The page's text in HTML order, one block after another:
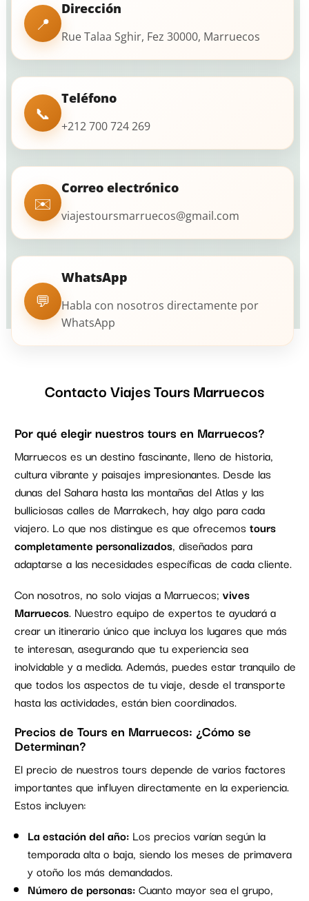
📍
Dirección
Rue Talaa Sghir, Fez 30000, Marruecos
📞
Teléfono
+212 700 724 269
✉️
Correo electrónico
viajestoursmarruecos@gmail.com
💬
WhatsApp
Habla con nosotros directamente por
WhatsApp
Contacto Viajes Tours Marruecos
Por qué elegir nuestros tours en Marruecos?
Marruecos es un destino fascinante, lleno de historia,
cultura vibrante y paisajes impresionantes. Desde las
dunas del Sahara hasta las montañas del Atlas y las
bulliciosas calles de Marrakech, hay algo para cada
viajero. Lo que nos distingue es que ofrecemos tours
completamente personalizados, diseñados para
adaptarse a las necesidades específicas de cada cliente.
Con nosotros, no solo viajas a Marruecos; vives
Marruecos. Nuestro equipo de expertos te ayudará a
crear un itinerario único que incluya los lugares que más
te interesan, asegurando que tu experiencia sea
inolvidable y a medida. Además, puedes estar tranquilo de
que todos los aspectos de tu viaje, desde el transporte
hasta las actividades, están bien coordinados.
Precios de Tours en Marruecos: ¿Cómo se
Determinan?
El precio de nuestros tours depende de varios factores
importantes que influyen directamente en la experiencia.
Estos incluyen:
La estación del año:Los precios varían según la
temporada alta o baja, siendo los meses de primavera
y otoño los más demandados.
Número de personas:Cuanto mayor sea el grupo,